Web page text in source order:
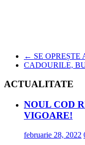
← SE OPREȘTE
CADOURILE,
ACTUALITATE
NOUL COD
VIGOARE!
februarie 28, 2022